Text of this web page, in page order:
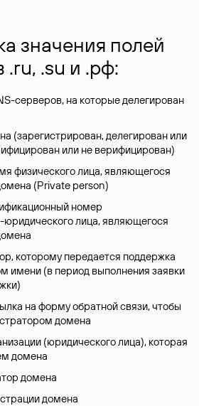
значения полей
.su и .рф:
серверов, на которые делегирован
(зарегистрирован, делегирован или
или не верифицирован)
физического лица, являющегося
(Privatе person)
номер
юридического лица, являющегося
которому передается поддержка
имени (в период выполнения заявки
на форму обратной связи, чтобы
домена
(юридического лица), которая
домена
домена
домена